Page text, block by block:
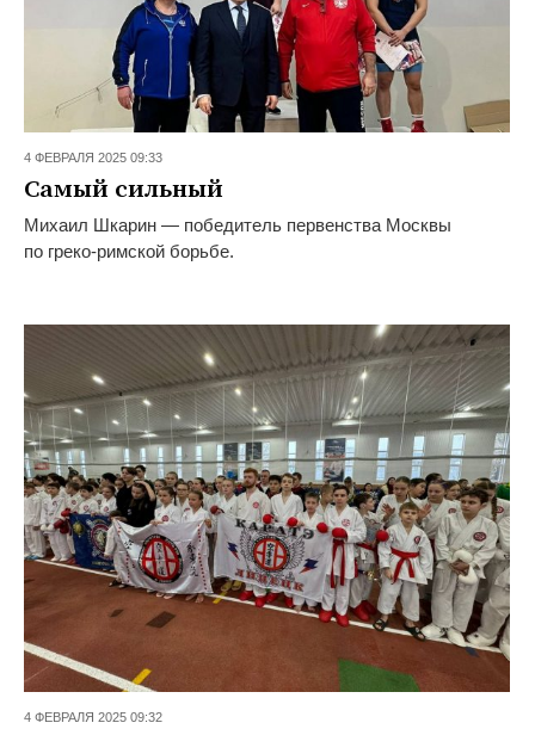
4 ФЕВРАЛЯ 2025 09:33
Самый сильный
Михаил Шкарин — победитель первенства Москвы
по греко-римской борьбе.
4 ФЕВРАЛЯ 2025 09:32